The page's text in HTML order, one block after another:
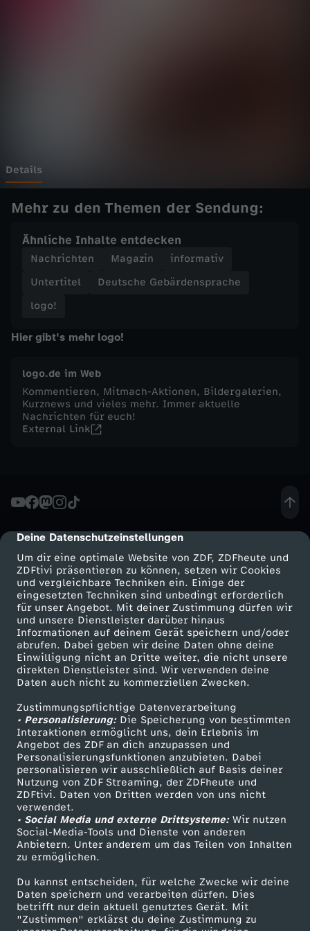
cmp-dialog-description
Deine Datenschutzeinstellungen
Um dir eine optimale Website von ZDF, ZDFheute und
ZDFtivi präsentieren zu können, setzen wir Cookies
und vergleichbare Techniken ein. Einige der
eingesetzten Techniken sind unbedingt erforderlich
für unser Angebot. Mit deiner Zustimmung dürfen wir
und unsere Dienstleister darüber hinaus
Informationen auf deinem Gerät speichern und/oder
abrufen. Dabei geben wir deine Daten ohne deine
Einwilligung nicht an Dritte weiter, die nicht unsere
direkten Dienstleister sind. Wir verwenden deine
Daten auch nicht zu kommerziellen Zwecken.
Zustimmungspflichtige Datenverarbeitung
• Personalisierung:Die Speicherung von bestimmten
Interaktionen ermöglicht uns, dein Erlebnis im
Angebot des ZDF an dich anzupassen und
Personalisierungsfunktionen anzubieten. Dabei
personalisieren wir ausschließlich auf Basis deiner
Nutzung von ZDF Streaming, der ZDFheute und
ZDFtivi. Daten von Dritten werden von uns nicht
verwendet.
• Social Media und externe Drittsysteme:Wir nutzen
Social-Media-Tools und Dienste von anderen
Anbietern. Unter anderem um das Teilen von Inhalten
zu ermöglichen.
Du kannst entscheiden, für welche Zwecke wir deine
Daten speichern und verarbeiten dürfen. Dies
betrifft nur dein aktuell genutztes Gerät. Mit
"Zustimmen" erklärst du deine Zustimmung zu
o
m
M
o
n
t
a
g
,
1
.
N
o
v
e
m
b
e
r
2
0
2
Details
Mehr zu den Themen der Sendung:
Ähnliche Inhalte entdecken
Nachrichten Magazin
informativ
Untertitel
Deutsche Gebärdensprache
logo!
Hier gibt's mehr logo!
logo.de im Web
Kommentieren, Mitmach-Aktionen, Bildergalerien,
Kurznews und vieles mehr. Immer aktuelle
Nachrichten für euch!
External Link
Mehr ZDF
ZDF-Apps
Smart TV
ZDFtext
Livestreams
Sendungen A-Z
TV-Programm
Service
ZDFmitreden
Kontakt zum ZDF
Tickets
Zuschauerservice
Hilfe
ZDF Unternehmen
Karriere
ZDF goes Schule
Werbefernsehen